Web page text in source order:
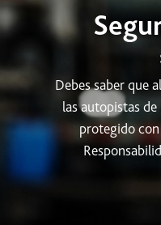
Debes saber que
las autopistas
protegido